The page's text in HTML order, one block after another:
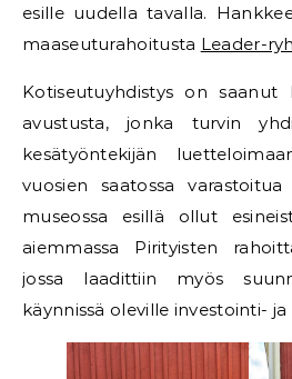
esille uudella tavalla.
maaseuturahoitusta Leader-
Kotiseutuyhdistys on saanut
avustusta, jonka turvin
kesätyöntekijän
vuosien saatossa
museossa esillä ollut
aiemmassa Pirityisten
jossa laadittiin myös
käynnissä oleville investointi-